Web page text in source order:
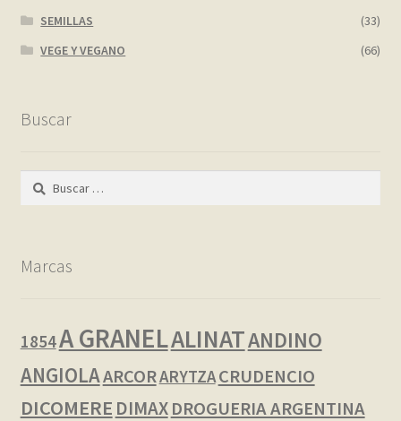
SEMILLAS
(33)
VEGE Y VEGANO
(66)
Buscar
Buscar:
Marcas
1854A GRANELALINATANDINO
ANGIOLAARCORARYTZACRUDENCIO
DICOMERE DIMAX DROGUERIA ARGENTINA